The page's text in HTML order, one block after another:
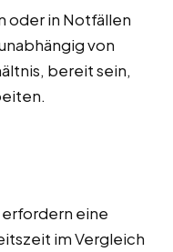
oder in Notfällen
von
bereit sein,
eine
im Vergleich